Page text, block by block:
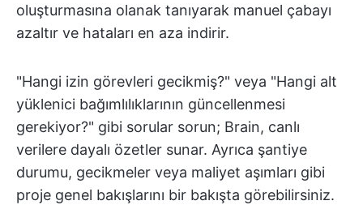
oluşturmasına olanak tanıyarak manuel çabayı
azaltır ve hataları en aza indirir.
"Hangi izin görevleri gecikmiş?" veya "Hangi alt
yüklenici bağımlılıklarının güncellenmesi
gerekiyor?" gibi sorular sorun; Brain, canlı
verilere dayalı özetler sunar. Ayrıca şantiye
durumu, gecikmeler veya maliyet aşımları gibi
proje genel bakışlarını bir bakışta görebilirsiniz.